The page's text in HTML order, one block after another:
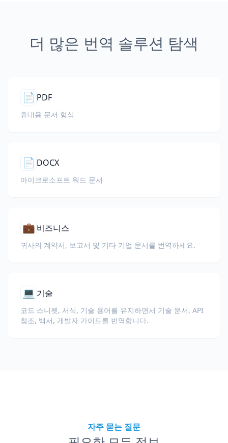
더 많은 번역 솔루션 탐색
📄 PDF
휴대용 문서 형식
📄 DOCX
마이크로소프트 워드 문서
💼 비즈니스
귀사의 계약서, 보고서 및 기타 기업 문서를 번역하세요.
💻 기술
코드 스니펫, 서식, 기술 용어를 유지하면서 기술 문서, API
참조, 백서, 개발자 가이드를 번역합니다.
자주 묻는 질문